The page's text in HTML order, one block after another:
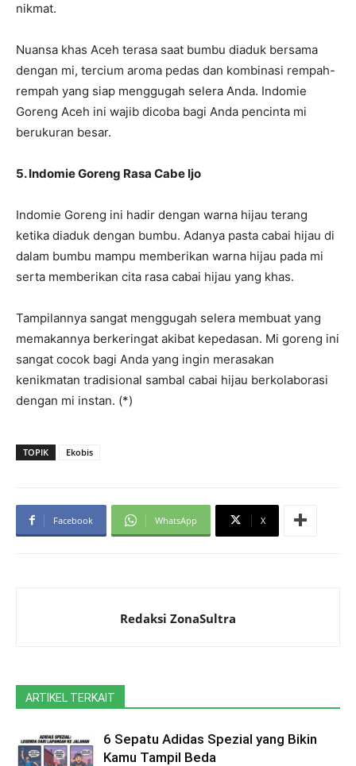
nikmat.
Nuansa khas Aceh terasa saat bumbu diaduk bersama
dengan mi, tercium aroma pedas dan kombinasi rempah-
rempah yang siap menggugah selera Anda. Indomie
Goreng Aceh ini wajib dicoba bagi Anda pencinta mi
berukuran besar.
5. Indomie Goreng Rasa Cabe Ijo
Indomie Goreng ini hadir dengan warna hijau terang
ketika diaduk dengan bumbu. Adanya pasta cabai hijau di
dalam bumbu mampu memberikan warna hijau pada mi
serta memberikan cita rasa cabai hijau yang khas.
Tampilannya sangat menggugah selera membuat yang
memakannya berkeringat akibat kepedasan. Mi goreng ini
sangat cocok bagi Anda yang ingin merasakan
kenikmatan tradisional sambal cabai hijau berkolaborasi
dengan mi instan. (*)
TOPIK Ekobis
Facebook WhatsApp X
Redaksi ZonaSultra
ARTIKEL TERKAIT
6 Sepatu Adidas Spezial yang Bikin
Kamu Tampil Beda